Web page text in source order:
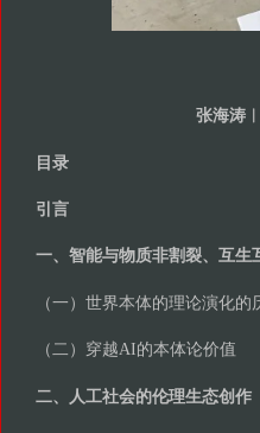
张海涛
目录
引言
一、智能与物质非割裂、互生
（一）世界本体的理论演化的
（二）穿越AI的本体论价值
二、人工社会的伦理生态创作